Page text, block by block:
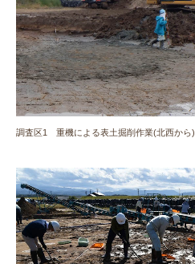
調査区1 重機による表土掘削作業(北西から)